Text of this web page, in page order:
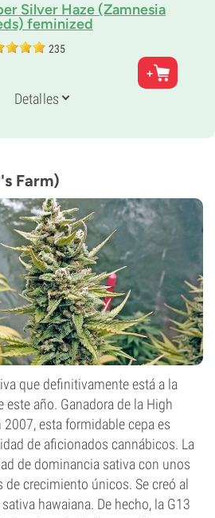
Silver Haze (Zamnesia
feminized
235
Northern Light)
Sativa
Detalles
Farm)
que definitivamente está a la
año. Ganadora de la High
esta formidable cepa es
de aficionados cannábicos. La
de dominancia sativa con unos
crecimiento únicos. Se creó al
hawaiana. De hecho, la G13